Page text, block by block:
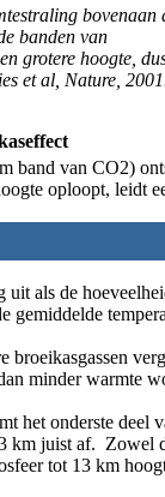
bovenaan
banden van
grotere hoogte,
et al, Nature,
band van CO2)
oploopt, leidt
als de
gemiddelde
broeikasgassen
minder warmte
het onderste deel
km juist af. Zowel
tot 13 km